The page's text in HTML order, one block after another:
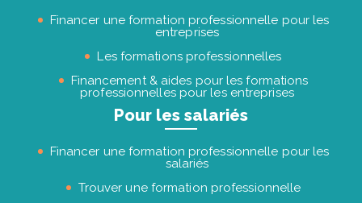
Financer une formation professionnelle pour les
entreprises
Les formations professionnelles
Financement & aides pour les formations
professionnelles pour les entreprises
Pour les salariés
Financer une formation professionnelle pour les
salariés
Trouver une formation professionnelle